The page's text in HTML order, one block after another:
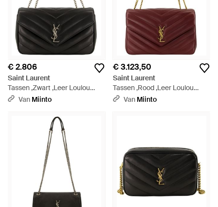
€ 2.806
Saint Laurent
Tassen ,Zwart ,Leer Loulou
Medium Matelassé
Van Miinto
€ 3.123,50
Saint Laurent
Tassen ,Rood ,Leer Loulou
Large - Paars
Van Miinto